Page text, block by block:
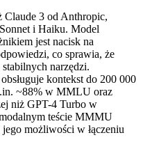
Claude 3 od Anthropic,
i Haiku. Model
jest nacisk na
co sprawia, że
narzędzi.
kontekst do 200 000
~88% w MMLU oraz
niż GPT-4 Turbo w
teście MMMU
możliwości w łączeniu